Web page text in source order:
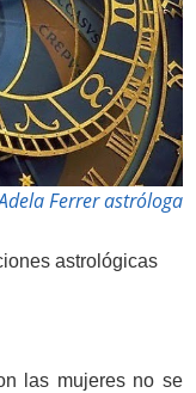
Ferrer astróloga
astrológicas
las mujeres no se